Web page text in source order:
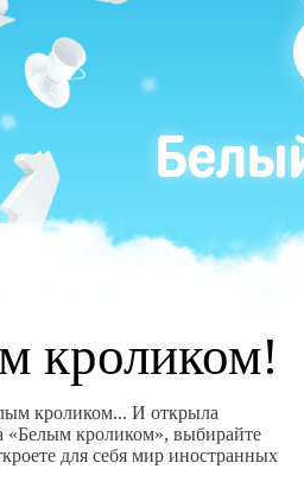
кроликом!
кроликом... И открыла
кроликом», выбирайте
для себя мир иностранных